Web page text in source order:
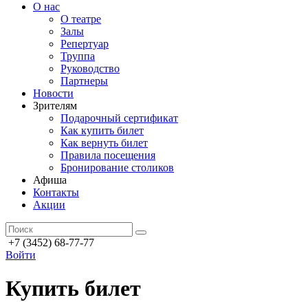
О нас
О театре
Залы
Репертуар
Труппа
Руководство
Партнеры
Новости
Зрителям
Подарочный сертификат
Как купить билет
Как вернуть билет
Правила посещения
Бронирование столиков
Афиша
Контакты
Акции
+7 (3452) 68-77-77
Войти
Купить билет